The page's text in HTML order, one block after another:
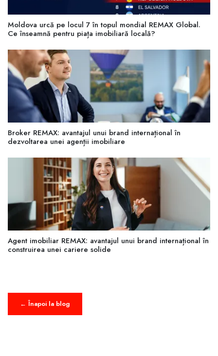
Moldova urcă pe locul 7 în topul mondial REMAX Global.
Ce înseamnă pentru piața imobiliară locală?
Broker REMAX: avantajul unui brand internațional în
dezvoltarea unei agenții imobiliare
Agent imobiliar REMAX: avantajul unui brand internațional în
construirea unei cariere solide
← Înapoi la blog